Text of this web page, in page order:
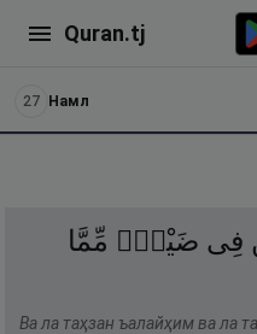
Quran.tj
27 Намл
فِى ضَيْقٍۢ مِّمَّا
Ва ла таҳзан ъалайҳим ва ла